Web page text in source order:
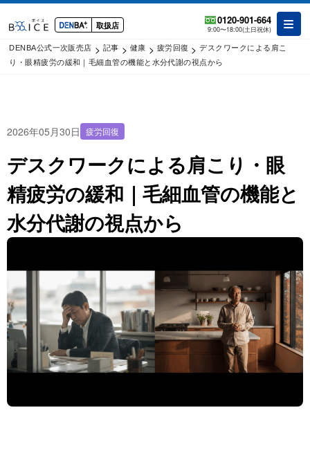
取扱店 0120-901-664
9:00〜18:00(土日祝休)
DENBA公式一次販売店 > 記事 > 健康 > 疲労回復 >デスクワークによる肩こ
り・眼精疲労の緩和｜毛細血管の機能と水分代謝の視点から
2026年05月30日 疲労回復
デスクワークによる肩こり・眼
精疲労の緩和｜毛細血管の機能と
水分代謝の視点から